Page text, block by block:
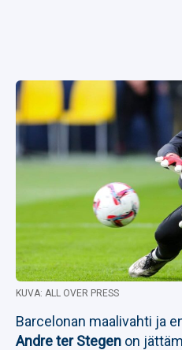
KUVA: ALL OVER PRESS
Barcelonan maalivahti ja
Andre ter Stegen on